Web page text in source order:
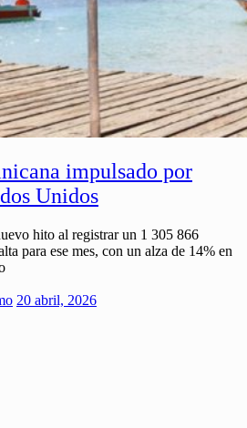
impulsado por
Unidos
hito al registrar un 1 305 866
para ese mes, con un alza de 14% en
20 abril, 2026